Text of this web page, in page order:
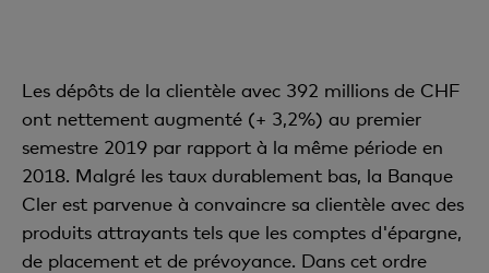
Les dépôts de la clientèle avec 392 millions de CHF
ont nettement augmenté (+ 3,2%) au premier
semestre 2019 par rapport à la même période en
2018. Malgré les taux durablement bas, la Banque
Cler est parvenue à convaincre sa clientèle avec des
produits attrayants tels que les comptes d'épargne,
de placement et de prévoyance. Dans cet ordre